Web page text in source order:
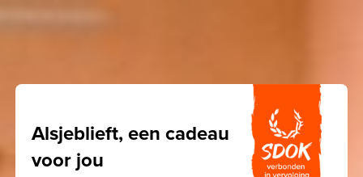
Alsjeblieft, een cadeau
voor jou